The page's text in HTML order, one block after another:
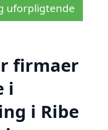
uforpligtende
firmaer
i
i Ribe